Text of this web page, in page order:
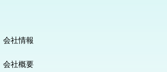
会社情報
会社概要